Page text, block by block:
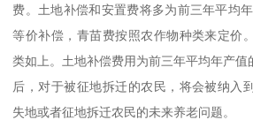
费。土地补偿和安置费将多为前三年平均
等价补偿，青苗费按照农作物种类来定价
类如上。土地补偿费用为前三年平均年产值
后，对于被征地拆迁的农民，将会被纳入
失地或者征地拆迁农民的未来养老问题。